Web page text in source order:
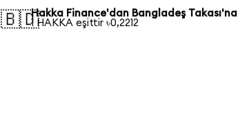
🇧🇩Hakka Finance'dan Bangladeş Takası'na
1 HAKKA eşittir ৳0,2212